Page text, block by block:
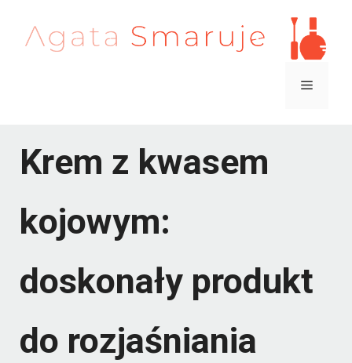
Menu
Krem z kwasem
kojowym:
doskonały produkt
do rozjaśniania